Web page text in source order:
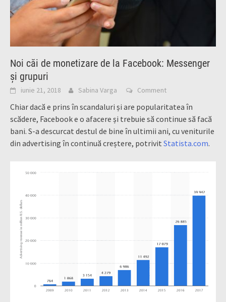
Noi căi de monetizare de la Facebook: Messenger
și grupuri
iunie 21, 2018 Sabina Varga Comment
Chiar dacă e prins în scandaluri și are popularitatea în
scădere, Facebook e o afacere și trebuie să continue să facă
bani. S-a descurcat destul de bine în ultimii ani, cu veniturile
din advertising în continuă creștere, potrivit Statista.com.